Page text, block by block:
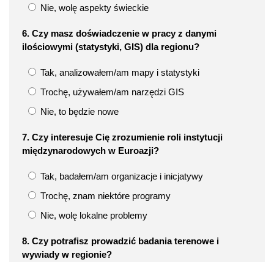
Nie, wolę aspekty świeckie
6. Czy masz doświadczenie w pracy z danymi
ilościowymi (statystyki, GIS) dla regionu?
Tak, analizowałem/am mapy i statystyki
Trochę, używałem/am narzędzi GIS
Nie, to będzie nowe
7. Czy interesuje Cię zrozumienie roli instytucji
międzynarodowych w Euroazji?
Tak, badałem/am organizacje i inicjatywy
Trochę, znam niektóre programy
Nie, wolę lokalne problemy
8. Czy potrafisz prowadzić badania terenowe i
wywiady w regionie?